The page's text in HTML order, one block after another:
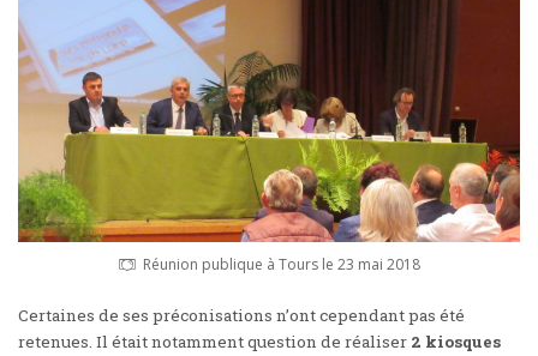
Réunion publique à Tours le 23 mai 2018
Certaines de ses préconisations n’ont cependant pas été
retenues. Il était notamment question de réaliser 2 kiosques